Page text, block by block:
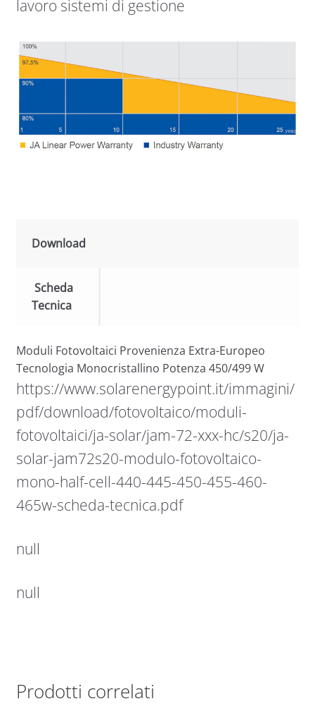
lavoro sistemi di gestione
Download
Scheda
Tecnica
Moduli Fotovoltaici Provenienza Extra-Europeo
Tecnologia Monocristallino Potenza 450/499 W
https://www.solarenergypoint.it/immagini/
pdf/download/fotovoltaico/moduli-
fotovoltaici/ja-solar/jam-72-xxx-hc/s20/ja-
solar-jam72s20-modulo-fotovoltaico-
mono-half-cell-440-445-450-455-460-
465w-scheda-tecnica.pdf
null
null
Prodotti correlati